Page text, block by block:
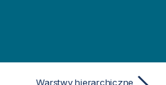
Warstwy hierarchiczne